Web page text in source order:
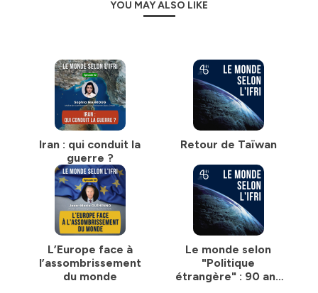
YOU MAY ALSO LIKE
Iran : qui conduit la
guerre ?
Retour de Taïwan
L’Europe face à
l’assombrissement
du monde
Le monde selon
"Politique
étrangère" : 90 ans